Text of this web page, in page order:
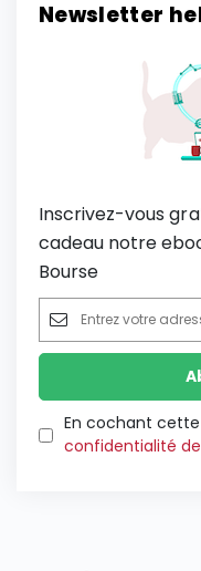
Newsletter
Inscrivez-vous
cadeau notre
Bourse
En cochant
confidentialité